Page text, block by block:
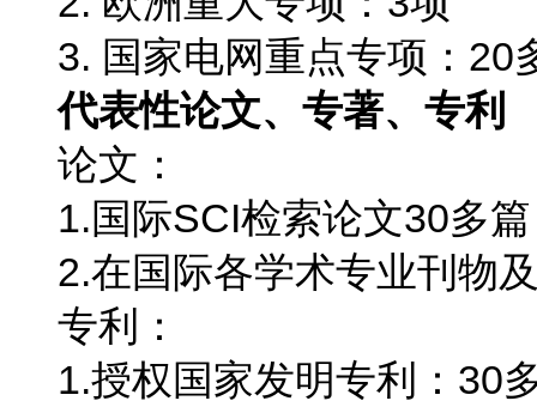
3. 国家电网重点专项：20
代表性论文、专著、专利
论文：
1.国际SCI检索论文30多篇
2.在国际各学术专业刊物
专利：
1.授权国家发明专利：30